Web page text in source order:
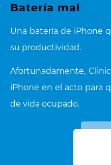
Batería mal
Una batería de iPhone
su productividad.
Afortunadamente,
iPhone en el acto para
de vida ocupado.